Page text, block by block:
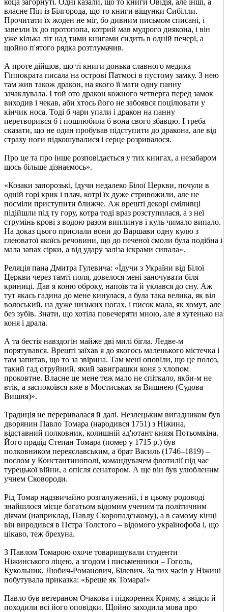
власне Піп із Білгорода, що то книги віщунки Сибілли.
Прочитати їх жоден не міг, бо дивним письмом списані, і
завезли їх до протопопа, котрий мав мудрого диякона, і він
уже кілька літ над тими книгами сидить в одній печері, а
щойно п'ятого рядка розтлумачив.
А проте дійшов, що ті книги донька славного медика
Гіппократа писала на острові Патмосі в пустому замку. З нею
там жив також дракон, на якого її мати одну панну
зачаклувала. І той ото дракон кожного четверга перед замок
виходив і чекав, аби хтось його не забоявся поцілювати у
кінчик носа. Тоді б чари упали і дракон на панну
перетворився б і пошлюбила б вона свого збавцю. І треба
сказати, що не один пробував підступити до дракона, але від
страху ноги підкошувалися і серце розривалося.
Про це та про інше розповідається у тих книгах, а незабаром
щось більше дізнаємось».
«Козаки запорозькі, їдучи недалеко Білої Церкви, почули в
одній горі крик і плач, котрі їх дуже стривожили, але не
посміли приступити ближче. Аж врешті декорі сміливці
підійшли під ту гору, котра тоді враз розступилася, а з неї
струмінь крові з водою разом виплинув і куль чимало випало.
На доказ цього прислали вони до Варшави одну кулю з
глеюватої якоїсь речовини, що до печеної смоли була подібна і
мала запах сірки, а від удару заліза іскрами сипала».
Реляція пана Дмитра Гулевича: «Їдучи з України від Білої
Церкви через тамті поля, довелося мені заночувати біля
криниці. Дав я коню оброку, напоїв та й уклався до сну. Аж
тут якась гадина до мене кинулася, а була така велика, як віл
волоський, на дуже низьких ногах, і писок мала, як хомут, але
без зубів. Знати, що хотіла повечеряти мною, але я хутенько на
коня і драла.
А та бестія навздогін майже дві милі бігла. Ледве-м
порятувався. Врешті заїхав я до якогось маленького містечка і
там запитав, що то за звірина. Там мені оповіли, що це полоз,
такий гад отруйний, який завиграшки коня з хлопом
проковтне. Власне це мене теж мало не спіткало, якби-м не
втік, а заспокоївся вже в Мостиськах за Вишнею (Судова
Вишня)».
Традиція не переривалася й далі. Незлецьким вигадником був
дворянин Павло Томара (народився 1751) з Ніжина,
відставний полковник, колишній ад'ютант князя Потьомкіна.
Його прадід Степан Томара (помер у 1715 р.) був
полковником переяславським, а брат Василь (1746–1819) –
послом у Константинополі, командувачем флотилії під час
турецької війни, а опісля сенатором. А ще він був улюбленим
учнем Сковороди.
Рід Томар надзвичайно розгалужений, і в цьому родоводі
знайшлося місце багатьом відомим ученим та політичним
діячам (наприклад, Павлу Скоропадському), а в самому кінці
він виродився в Пєтра Толстого – відомого українофоба і, що
цікаво, теж брехуна.
З Павлом Томарою охоче товаришували студенти
Ніжинського ліцею, а згодом і письменники – Гоголь,
Кукольник, Любич-Романович, Білевич. За тих часів у Ніжині
побутувала приказка: «Бреше як Томара!»
Павло був ветераном Очакова і підкорення Криму, а звідси й
походили всі його оповідки. Щойно заходила мова про